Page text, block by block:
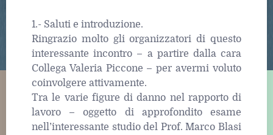
1.- Saluti e introduzione.
Ringrazio molto gli organizzatori di questo
interessante incontro – a partire dalla cara
Collega Valeria Piccone – per avermi voluto
coinvolgere attivamente.
Tra le varie figure di danno nel rapporto di
lavoro – oggetto di approfondito esame
nell’interessante studio del Prof. Marco Blasi